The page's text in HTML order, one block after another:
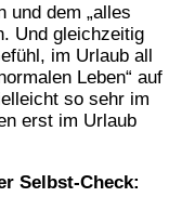
und dem „alles
Und gleichzeitig
im Urlaub all
Leben“ auf
so sehr im
erst im Urlaub
Selbst-Check: